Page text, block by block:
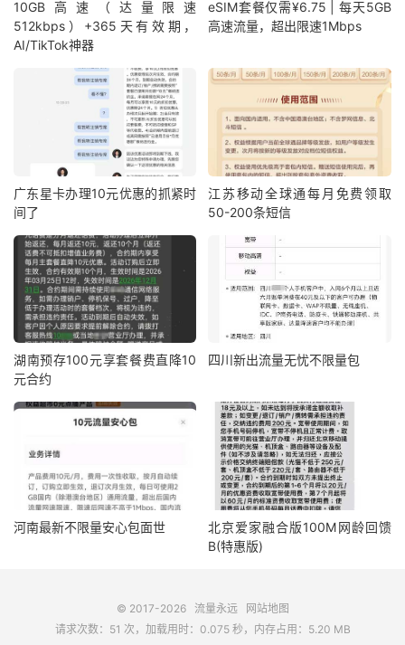
10GB高速（达量限速
512kbps）+365天有效期，
AI/TikTok神器
eSIM套餐仅需¥6.75 | 每天5GB
高速流量，超出限速1Mbps
广东星卡办理10元优惠的抓紧时
间了
江苏移动全球通每月免费领取
50-200条短信
湖南预存100元享套餐费直降10
元合约
四川新出流量无忧不限量包
河南最新不限量安心包面世
北京爱家融合版100M网龄回馈
B(特惠版)
© 2017-2026 流量永远
网站地图
请求次数：51 次，加载用时：0.075 秒，内存占用：5.20 MB